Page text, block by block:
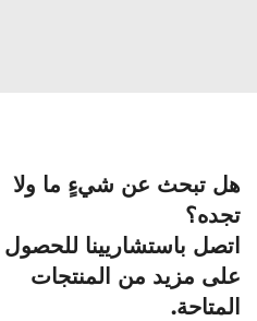
هل تبحث عن شيءٍ ما ولا
تجده؟
اتصل باستشاريينا للحصول
على مزيد من المنتجات
المتاحة.